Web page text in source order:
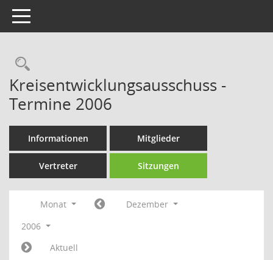
Toggle navigation
Rechercheauswahl
Kreisentwicklungsausschuss -
Termine 2006
Informationen Mitglieder
Vertreter Sitzungen
Monat
Dezember
2006
Aktuell